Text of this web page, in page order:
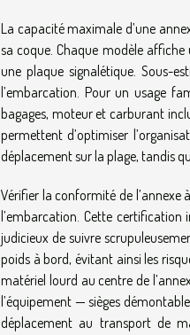
La capacité maximale d’une
sa coque. Chaque modèle
une plaque signalétique. Sous-
l’embarcation. Pour un usage
bagages, moteur et carburant
permettent d’optimiser
déplacement sur la plage, tandis
Vérifier la conformité de
l’embarcation. Cette certification
judicieux de suivre
poids à bord, évitant ainsi les
matériel lourd au centre de
l’équipement — sièges
déplacement au transport de